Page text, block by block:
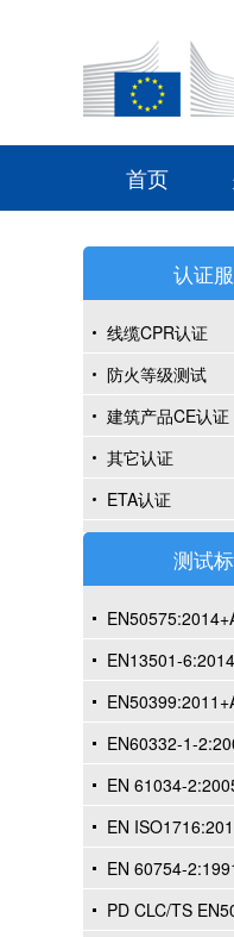
首页
认证
线缆CPR认证
防火等级测试
建筑产品CE认证
其它认证
ETA认证
测试
EN13501-6:2014
EN60332-1-
EN 61034-
EN
EN 60754-
PD CLC/TS